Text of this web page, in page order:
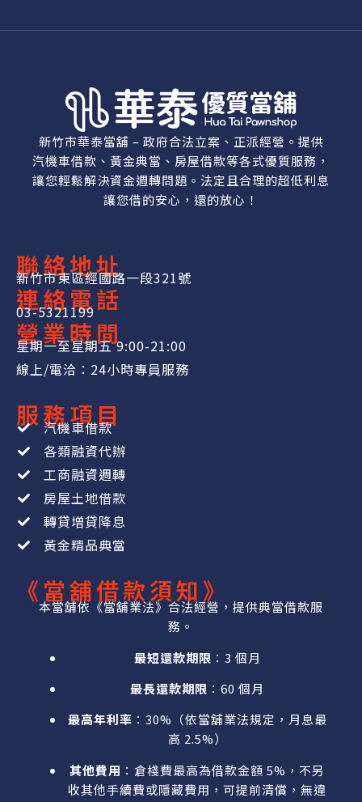
新竹市華泰當舖 – 政府合法立案、正派經營。提供
汽機車借款、黃金典當、房屋借款等各式優質服務，
讓您輕鬆解決資金週轉問題。法定且合理的超低利息
讓您借的安心，還的放心！
聯絡地址
新竹市東區經國路一段321號
連絡電話
03-5321199
營業時間
星期一至星期五 9:00-21:00
線上/電洽：24小時專員服務
服務項目
汽機車借款
各類融資代辦
工商融資週轉
房屋土地借款
轉貸增貸降息
黃金精品典當
《當舖借款須知》
本當舖依《當舖業法》合法經營，提供典當借款服
務。
最短還款期限 ：3 個月
最長還款期限 ：60 個月
最高年利率 ：30%（依當舖業法規定，月息最
高 2.5%）
其他費用 ：倉棧費最高為借款金額 5%，不另
收其他手續費或隱藏費用，可提前清償，無違